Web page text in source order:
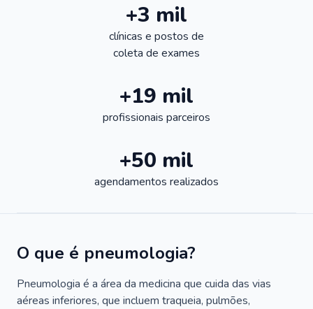
+3 mil
clínicas e postos de
coleta de exames
+19 mil
profissionais parceiros
+50 mil
agendamentos realizados
O que é pneumologia?
Pneumologia é a área da medicina que cuida das vias
aéreas inferiores, que incluem traqueia, pulmões,